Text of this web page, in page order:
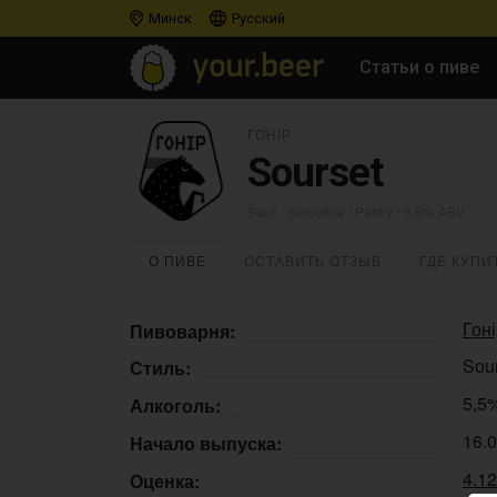
Минск Русский
Статьи о пиве
Sourset
О ПИВЕ
Пивоварня:
Стиль:
Алкоголь:
Начало выпуска:
Оценка: